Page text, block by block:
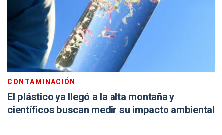
CONTAMINACIÓN
El plástico ya llegó a la alta montaña y
científicos buscan medir su impacto ambiental